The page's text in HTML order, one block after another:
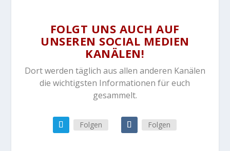
FOLGT UNS AUCH AUF
UNSEREN SOCIAL MEDIEN
KANÄLEN!
Dort werden täglich aus allen anderen Kanälen
die wichtigsten Informationen für euch
gesammelt.
Folgen Folgen